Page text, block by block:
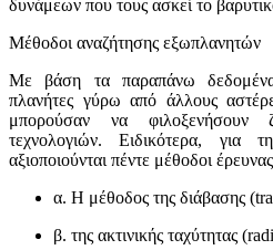
δυνάμεων που τους ασκεί το
Μέθοδοι αναζήτησης εξωπλανητών
Με βάση τα παραπάνω δεδομένα
πλανήτες γύρω από άλλους
μπορούσαν να φιλοξενήσουν
τεχνολογιών. Ειδικότερα, για
αξιοποιούνται πέντε μέθοδοι
α. Η μέθοδος της διάβασης
β. της ακτινικής ταχύτητας